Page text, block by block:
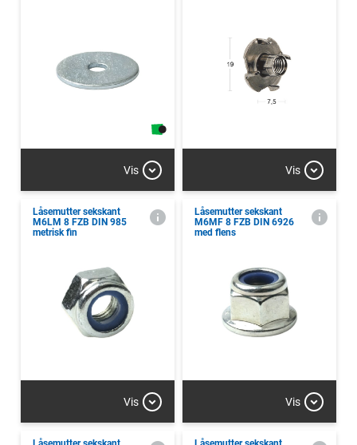
Vis Vis
Låsemutter sekskant
M6LM 8 FZB DIN 985
metrisk fin
Vis
Låsemutter sekskant
M6MF 8 FZB DIN 6926
med flens
Vis